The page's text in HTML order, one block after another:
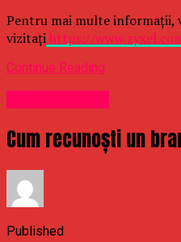
Pentru mai multe informații,
vizitațihttps://
Continue Reading
Cum recunoști un
Published